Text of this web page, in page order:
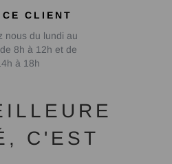
CLIENT
nous du lundi au
8h à 12h et de
à 18h
C'EST